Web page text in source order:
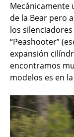
Mecánicamente
de la Bear pero
los
“Peashooter”
expansión
encontramos
modelos es en